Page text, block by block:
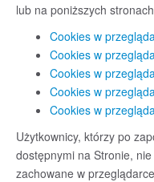
lub na poniższych
Cookies w
Cookies w
Cookies w
Cookies w
Cookies w
Użytkownicy, którzy po
dostępnymi na Stronie,
zachowane w